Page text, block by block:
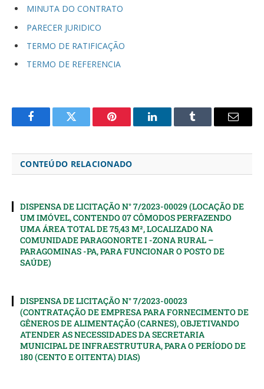
MINUTA DO CONTRATO
PARECER JURIDICO
TERMO DE RATIFICAÇÃO
TERMO DE REFERENCIA
FacebookTwitter Pinterest LinkedInTumblr Email
CONTEÚDO RELACIONADO
DISPENSA DE LICITAÇÃO N° 7/2023-00029 (LOCAÇÃO DE
UM IMÓVEL, CONTENDO 07 CÔMODOS PERFAZENDO
UMA ÁREA TOTAL DE 75,43 M², LOCALIZADO NA
COMUNIDADE PARAGONORTE I -ZONA RURAL –
PARAGOMINAS -PA, PARA FUNCIONAR O POSTO DE
SAÚDE)
DISPENSA DE LICITAÇÃO N° 7/2023-00023
(CONTRATAÇÃO DE EMPRESA PARA FORNECIMENTO DE
GÊNEROS DE ALIMENTAÇÃO (CARNES), OBJETIVANDO
ATENDER AS NECESSIDADES DA SECRETARIA
MUNICIPAL DE INFRAESTRUTURA, PARA O PERÍODO DE
180 (CENTO E OITENTA) DIAS)